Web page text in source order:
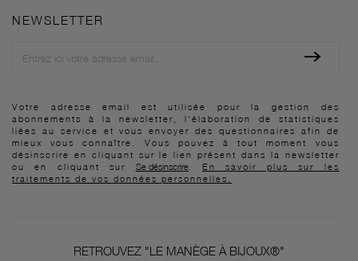
NEWSLETTER
Votre adresse email est utilisée pour la gestion des
abonnements à la newsletter, l'élaboration de statistiques
liées au service et vous envoyer des questionnaires afin de
mieux vous connaître. Vous pouvez à tout moment vous
désinscrire en cliquant sur le lien présent dans la newsletter
ou en cliquant sur Se désinscrire.En savoir plus sur les
traitements de vos données personnelles.
RETROUVEZ "LE MANÈGE À BIJOUX®"